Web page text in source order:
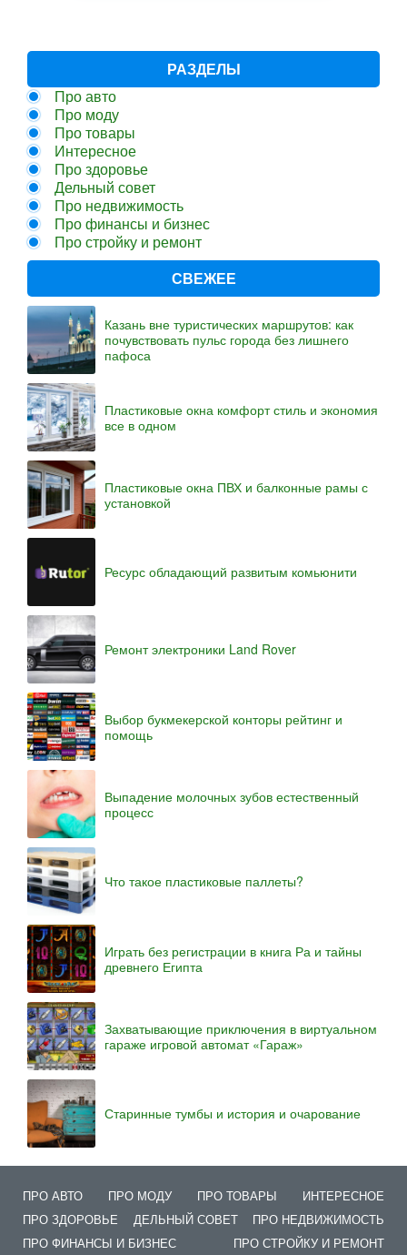
РАЗДЕЛЫ
Про авто
Про моду
Про товары
Интересное
Про здоровье
Дельный совет
Про недвижимость
Про финансы и бизнес
Про стройку и ремонт
СВЕЖЕЕ
Казань вне туристических маршрутов: как
почувствовать пульс города без лишнего
пафоса
Пластиковые окна комфорт стиль и экономия
все в одном
Пластиковые окна ПВХ и балконные рамы с
установкой
Ресурс обладающий развитым комьюнити
Ремонт электроники Land Rover
Выбор букмекерской конторы рейтинг и
помощь
Выпадение молочных зубов естественный
процесс
Что такое пластиковые паллеты?
Играть без регистрации в книга Ра и тайны
древнего Египта
Захватывающие приключения в виртуальном
гараже игровой автомат «Гараж»
Старинные тумбы и история и очарование
ПРО АВТО ПРО МОДУ ПРО ТОВАРЫ
ИНТЕРЕСНОЕ
ПРО ЗДОРОВЬЕ
ДЕЛЬНЫЙ СОВЕТ
ПРО НЕДВИЖИМОСТЬ
ПРО ФИНАНСЫ И БИЗНЕС
ПРО СТРОЙКУ И РЕМОНТ